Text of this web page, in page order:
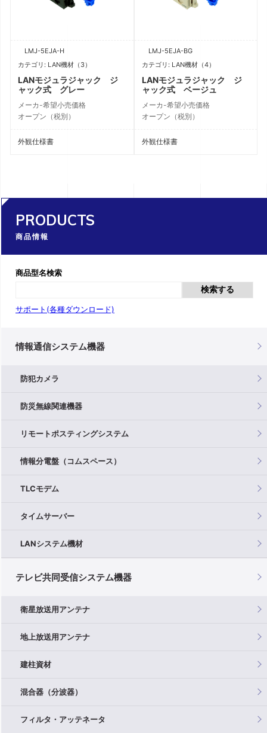
PRODUCTS
商品情報
商品型名検索
検索する
サポート(各種ダウンロード)
情報通信システム機器
防犯カメラ
防災無線関連機器
リモートポスティングシステム
情報分電盤（コムスペース）
TLCモデム
タイムサーバー
LANシステム機材
テレビ共同受信システム機器
衛星放送用アンテナ
地上放送用アンテナ
建柱資材
混合器（分波器）
フィルタ・アッテネータ
LMJ-5EJA-H
カテゴリ: LAN機材（3）
LANモジュラジャック ジ
ャック式 グレー
メーカ-希望小売価格
オープン（税別）
外観仕様書
LMJ-5EJA-BG
カテゴリ: LAN機材（4）
LANモジュラジャック ジ
ャック式 ベージュ
メーカ-希望小売価格
オープン（税別）
外観仕様書